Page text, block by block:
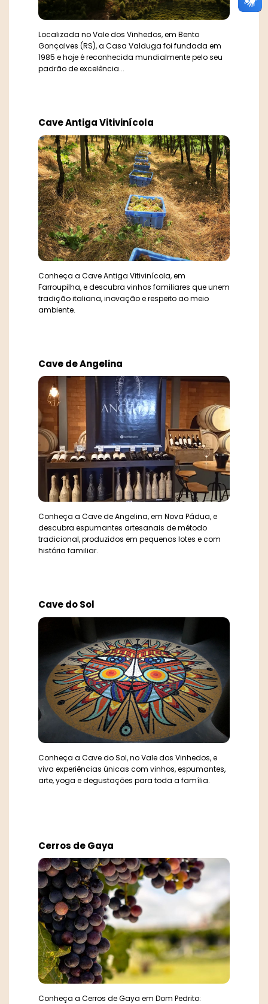
Localizada no Vale dos Vinhedos, em Bento
Gonçalves (RS), a Casa Valduga foi fundada em
1985 e hoje é reconhecida mundialmente pelo seu
padrão de excelência...
Cave Antiga Vitivinícola
Conheça a Cave Antiga Vitivinícola, em
Farroupilha, e descubra vinhos familiares que unem
tradição italiana, inovação e respeito ao meio
ambiente.
Cave de Angelina
Conheça a Cave de Angelina, em Nova Pádua, e
descubra espumantes artesanais de método
tradicional, produzidos em pequenos lotes e com
história familiar.
Cave do Sol
Conheça a Cave do Sol, no Vale dos Vinhedos, e
viva experiências únicas com vinhos, espumantes,
arte, yoga e degustações para toda a família.
Cerros de Gaya
Conheça a Cerros de Gaya em Dom Pedrito: